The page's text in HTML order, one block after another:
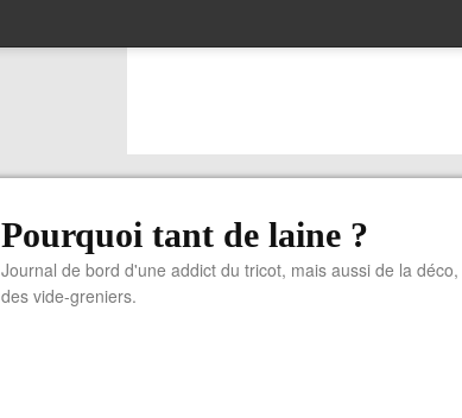
Pourquoi tant de laine ?
Journal de bord d'une addict du tricot, mais aussi de la
des vide-greniers.